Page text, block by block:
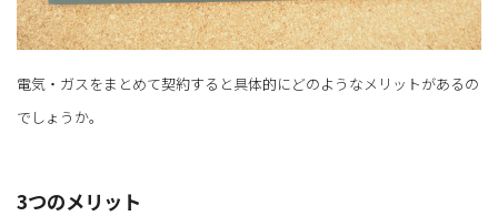
電気・ガスをまとめて契約すると具体的にどのようなメリットがあるの
でしょうか。
3つのメリット